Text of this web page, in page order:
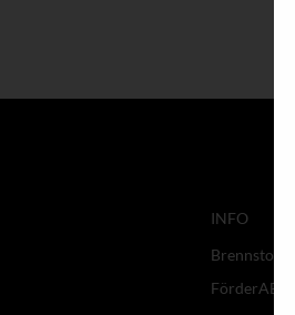
INFO
Brennstoff
FörderABO